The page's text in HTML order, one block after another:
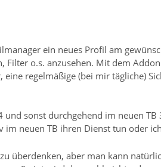
ein neues Profil am
Filter o.s. anzusehen. Mit dem Addon
regelmäßige (bei mir tägliche)
sonst durchgehend im neuen TB
im neuen TB ihren Dienst tun oder
überdenken, aber man kann